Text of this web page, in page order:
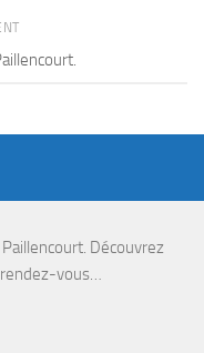
Découvrez
rendez-vous…